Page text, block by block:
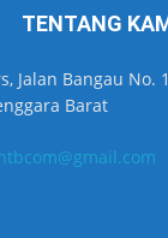
TENTANG
Jalan Bangau No.
Barat